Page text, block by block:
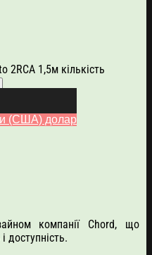
2RCA 1,5м кількість
Cable
компанії Chord, що
доступність.
(США) долар